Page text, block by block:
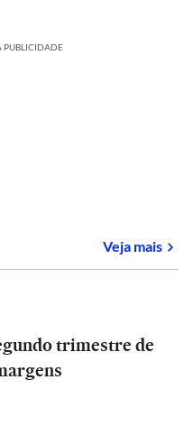
PUBLICIDADE
Veja mais
trimestre de